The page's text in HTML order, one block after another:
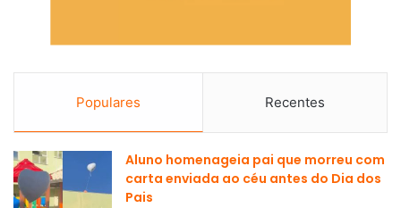
Populares Recentes
Aluno homenageia pai que morreu com
carta enviada ao céu antes do Dia dos
Pais